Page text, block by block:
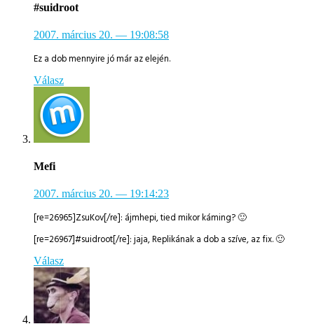
#suidroot
2007. március 20. — 19:08:58
Ez a dob mennyire jó már az elején.
Válasz
Mefi
2007. március 20. — 19:14:23
[re=26965]ZsuKov[/re]: ájmhepi, tied mikor káming? 🙂
[re=26967]#suidroot[/re]: jaja, Replikának a dob a szíve, az fix. 🙂
Válasz